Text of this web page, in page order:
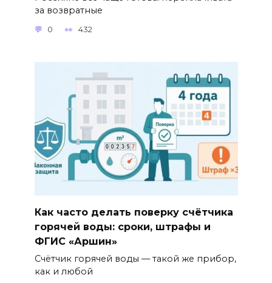
за возвратные
0 432
Как часто делать поверку счётчика
горячей воды: сроки, штрафы и
ФГИС «Аршин»
Счётчик горячей воды — такой же прибор,
как и любой